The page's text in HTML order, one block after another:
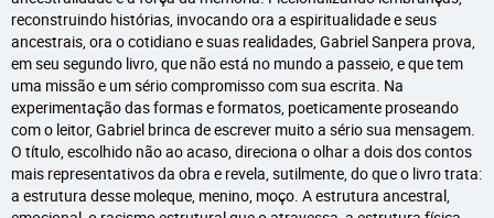
reconstruindo histórias, invocando ora a espiritualidade e seus
ancestrais, ora o cotidiano e suas realidades, Gabriel Sanpera prova,
em seu segundo livro, que não está no mundo a passeio, e que tem
uma missão e um sério compromisso com sua escrita. Na
experimentação das formas e formatos, poeticamente proseando
com o leitor, Gabriel brinca de escrever muito a sério sua mensagem.
O título, escolhido não ao acaso, direciona o olhar a dois dos contos
mais representativos da obra e revela, sutilmente, do que o livro trata:
a estrutura desse moleque, menino, moço. A estrutura ancestral,